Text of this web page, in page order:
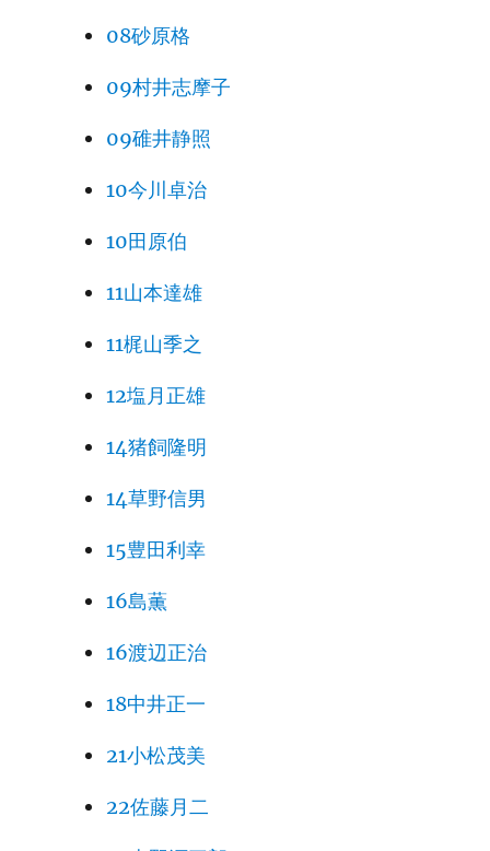
08砂原格
09村井志摩子
09碓井静照
10今川卓治
10田原伯
11山本達雄
11梶山季之
12塩月正雄
14猪飼隆明
14草野信男
15豊田利幸
16島薫
16渡辺正治
18中井正一
21小松茂美
22佐藤月二